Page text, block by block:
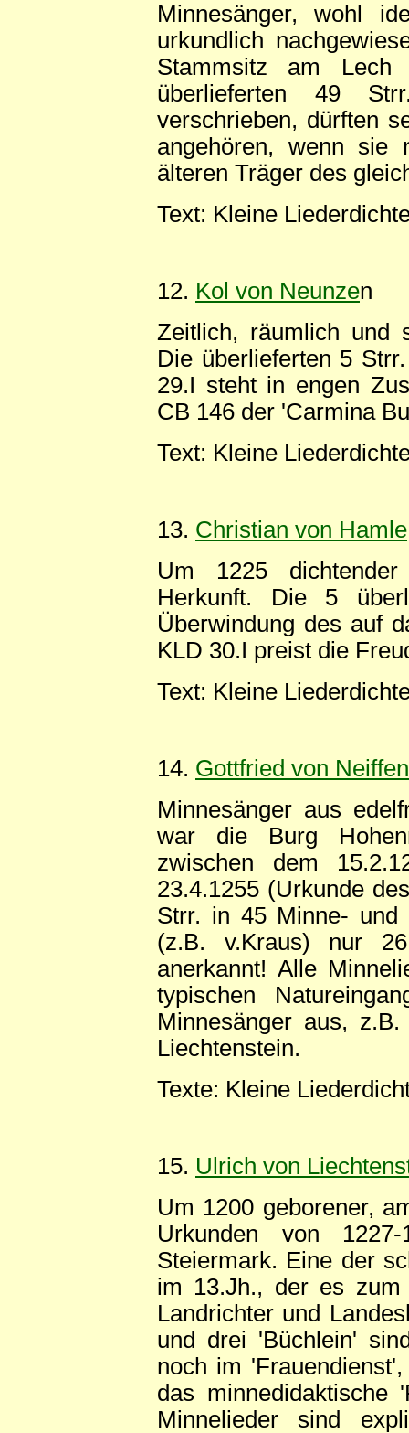
Minnesänger, wohl
urkundlich
Stammsitz am
überlieferten 49
verschrieben, dürften
angehören, wenn sie
älteren Träger des
Text: Kleine
12. Kol von Neunzen
Zeitlich, räumlich und
Die überlieferten 5
29.I steht in engen
CB 146 der 'Carmina
Text: Kleine
13. Christian von Hamle
Um 1225 dichtender
Herkunft. Die 5
Überwindung des auf
KLD 30.I preist die
Text: Kleine
14. Gottfried von Neiffen
Minnesänger aus
war die Burg
zwischen dem
23.4.1255 (Urkunde
Strr. in 45 Minne- und
(z.B. v.Kraus) nur
anerkannt! Alle
typischen
Minnesänger aus,
Liechtenstein.
Texte: Kleine
15. Ulrich von
Um 1200 geborener,
Urkunden von
Steiermark. Eine der
im 13.Jh., der es zum
Landrichter und
und drei 'Büchlein'
noch im
das minnedidaktische
Minnelieder sind